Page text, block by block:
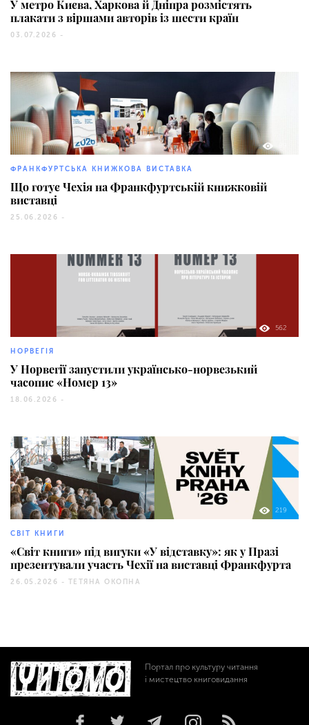
У метро Києва, Харкова й Дніпра розмістять
плакати з віршами авторів із шести країн
03.07.2026 -
ФРАНКФУРТСЬКА КНИЖКОВА ВИСТАВКА
Що готує Чехія на Франкфуртській книжковій
виставці
25.06.2026 -
562
НОРВЕГІЯ
У Норвегії запустили українсько-норвезький
часопис «Номер 13»
18.06.2026 -
219
СВІТ КНИГИ
«Світ книги» під вигуки «У відставку»: як у Празі
презентували участь Чехії на виставці Франкфурта
26.05.2026 - ТЕТЯНА ОКОПНА
Портал про культуру читання
і мистецтво книговидання